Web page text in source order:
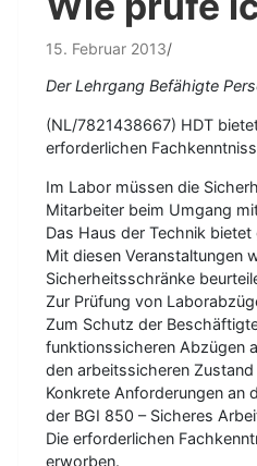
15. Februar 2013
Der Lehrgang Befähigte
(NL/7821438667) HDT
erforderlichen
Im Labor müssen die
Mitarbeiter beim Umgang
Das Haus der Technik
Mit diesen Veranstaltungen
Sicherheitsschränke
Zur Prüfung von
Zum Schutz der
funktionssicheren Abzügen
den arbeitssicheren
Konkrete Anforderungen an
der BGI 850 – Sicheres
Die erforderlichen
erworben.